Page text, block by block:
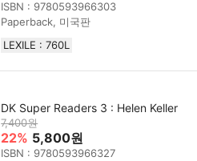
ISBN : 9780593966303
Paperback, 미국판
LEXILE : 760L
DK Super Readers 3 : Helen Keller
7,400원
22% 5,800원
ISBN : 9780593966327